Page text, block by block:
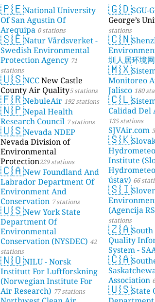
🇵🇪National University
Of San Agustin Of
Arequipa 0 stations
🇸🇪Natur Vårdsverket -
Swedish Environmental
Protection Agency 71
stations
🇺🇸NCCNew Castle
County Air Quality5 stations
🇫🇷NebuleAir 192 stations
🇳🇵Nepal Health
Research Council 7 stations
🇺🇸Nevada NDEP
Nevada Division of
Environmental
Protection229 stations
🇨🇦New Foundland And
Labrador Department Of
Environment And
Conservation 7 stations
🇺🇸New York State
Department Of
Environmental
Conservation (NYSDEC) 42
stations
🇳🇴NILU - Norsk
Institutt For Luftforskning
(Norwegian Institute For
Air Research) 77 stations
🇬🇩SGU-
George’s
stations
🇨🇳
圳人居环境
🇲🇽
Monitoreo
Jalisco 180
🇨🇱
Calidad Del
135 stations
SJVAir.com
🇸🇰
Institute
ústav) 66
🇸🇮
(Agencija
stations
🇿🇦
Quality
System -
🇨🇦
Association
🇺🇸State